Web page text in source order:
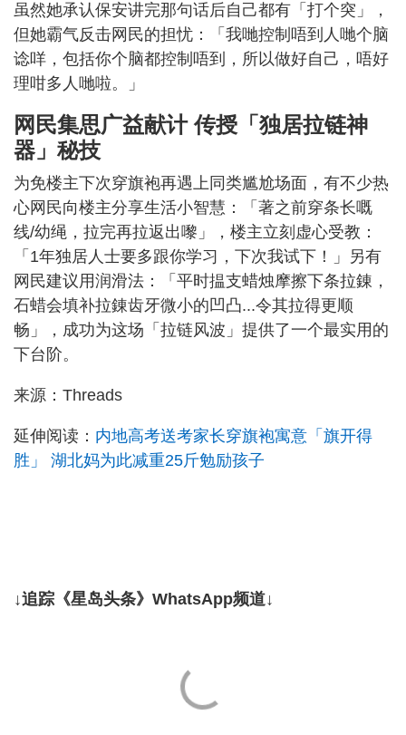
虽然她承认保安讲完那句话后自己都有「打个突」，
但她霸气反击网民的担忧：「我哋控制唔到人哋个脑
谂咩，包括你个脑都控制唔到，所以做好自己，唔好
理咁多人哋啦。」
网民集思广益献计 传授「独居拉链神
器」秘技
为免楼主下次穿旗袍再遇上同类尴尬场面，有不少热
心网民向楼主分享生活小智慧：「著之前穿条长嘅
线/幼绳，拉完再拉返出嚟」，楼主立刻虚心受教：
「1年独居人士要多跟你学习，下次我试下！」另有
网民建议用润滑法：「平时揾支蜡烛摩擦下条拉錬，
石蜡会填补拉錬齿牙微小的凹凸...令其拉得更顺
畅」，成功为这场「拉链风波」提供了一个最实用的
下台阶。
来源：Threads
延伸阅读： 内地高考送考家长穿旗袍寓意「旗开得
胜」 湖北妈为此减重25斤勉励孩子
↓追踪《星岛头条》WhatsApp频道↓